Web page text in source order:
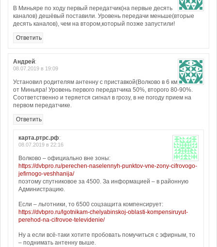
В Миньяре по ходу первый передатчик(на первые десять
каналов) дешёвый поставили. Уровень передачи меньше(вторые
десять каналов), чем на втором,который позже запустили!
Ответить
Андрей:
08.07.2019 в 19:09
Установил родителям антенну с приставкой(Волково в 6 км
от Миньяра! Уровень первого передатчика 50%, второго 80-90%.
Соответственно и теряется сигнал в грозу, в не погоду прием на
первом передатчике.
Ответить
карта.ртрс.рф:
08.07.2019 в 22:16
Волково – официально вне зоны:
https://dvbpro.ru/perechen-naselennyh-punktov-vne-zony-cifrovogo-
jefirnogo-veshhanija/
поэтому спутниковое за 4500. За информацией – в районную
Администрацию.
Если – льготники, то 6500 соцзащита компенсирует:
https://dvbpro.ru/lgotnikam-chelyabinskoj-oblasti-kompensiruyut-
perehod-na-cifrovoe-televidenie/
Ну а если всё-таки хотите пробовать помучиться с эфирным, то
– поднимать антенну выше.